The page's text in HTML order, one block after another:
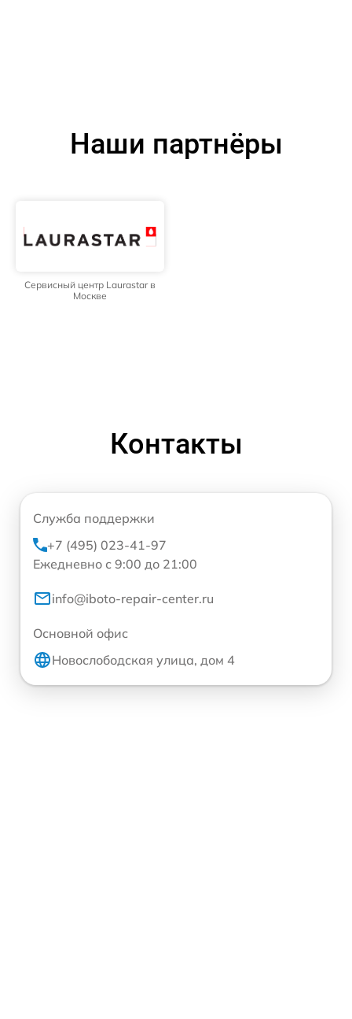
Наши партнёры
Сервисный центр Laurastar в
Москве
Контакты
Служба поддержки
+7 (495) 023-41-97
Ежедневно с 9:00 до 21:00
info@iboto-repair-center.ru
Основной офис
Новослободская улица, дом 4